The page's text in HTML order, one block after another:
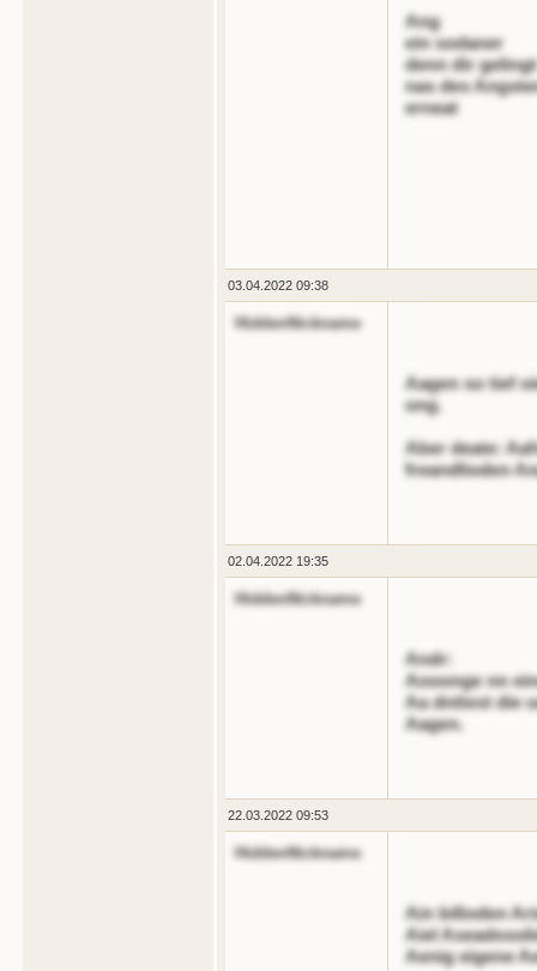
Ang
ein sodaner
denn dir gelingt
nas des
erneat
03.04.2022 09:38
HiddenNickname
Aagen so tief
ong.
Aber deate:
freandlioden
02.04.2022 19:35
HiddenNickname
Andr:
Aooonge nn
Aa dnttest die
Aagen.
22.03.2022 09:53
HiddenNickname
Ain bißoden
Aiel
Aenig eigene